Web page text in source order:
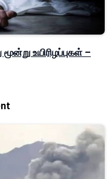
உயிரிழப்புகள் –